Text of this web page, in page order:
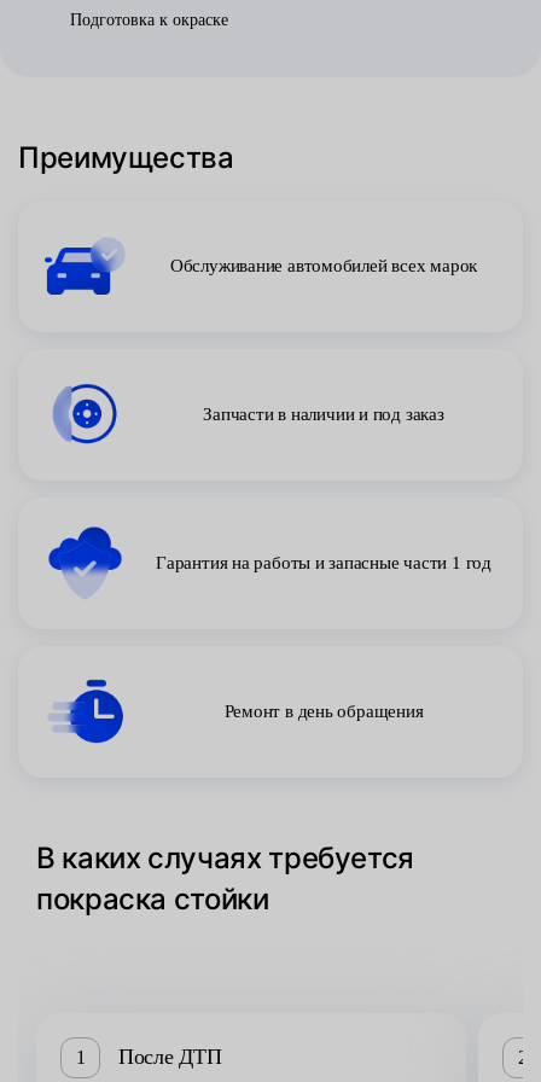
Подготовка к окраске
Преимущества
Обслуживание автомобилей всех марок
Запчасти в наличии и под заказ
Гарантия на работы и запасные части 1 год
Ремонт в день обращения
В каких случаях требуется
покраска стойки
1 После ДТП 2